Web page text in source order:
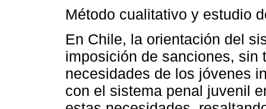
Método cualitativo y estudio
En Chile, la orientación del
imposición de sanciones, sin
necesidades de los jóvenes
con el sistema penal juvenil